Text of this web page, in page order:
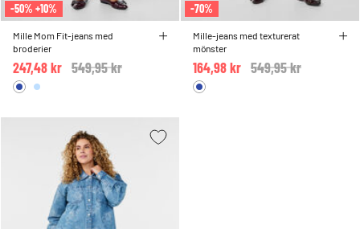
-50% +10%
Mille Mom Fit-jeans med
broderier
Price reduced from
549,95 kr
247,48 kr
-70%
Mille-jeans med texturerat
mönster
Price reduced from
549,95 kr
164,98 kr